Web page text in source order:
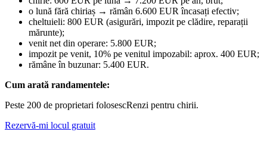
o lună fără chiriaș → rămân 6.600 EUR încasați efectiv;
cheltuieli: 800 EUR (asigurări, impozit pe clădire, reparații
mărunte);
venit net din operare: 5.800 EUR;
impozit pe venit, 10% pe venitul impozabil: aprox. 400 EUR;
rămâne în buzunar: 5.400 EUR.
Cum arată randamentele:
Peste 200 de proprietari folosescRenzi pentru chirii.
Rezervă-mi locul gratuit